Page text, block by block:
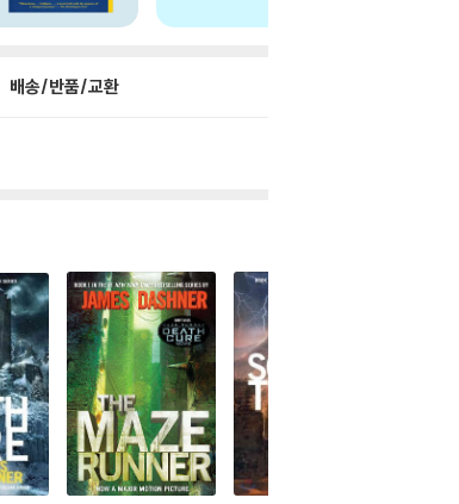
배송/반품/교환